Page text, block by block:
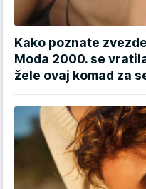
Kako poznate
Moda 2000. se
žele ovaj komad za